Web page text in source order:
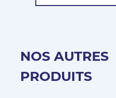
NOS AUTRES
PRODUITS